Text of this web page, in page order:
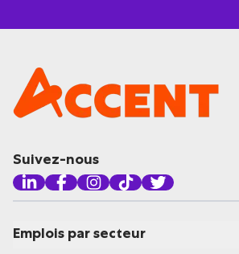
Suivez-nous
Emplois par secteur